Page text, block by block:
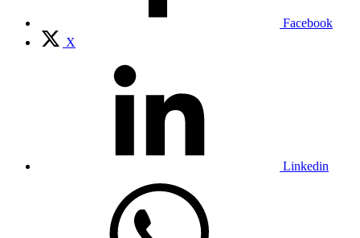
Facebook
X
Linkedin